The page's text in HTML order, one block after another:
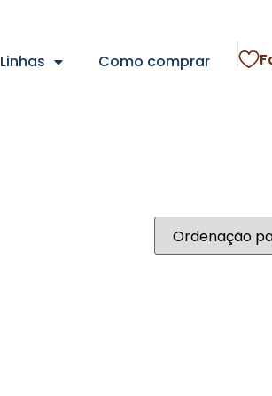
Linhas Como comprar